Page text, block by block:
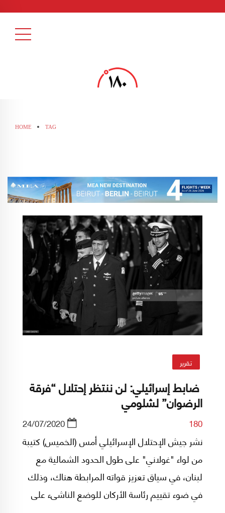
HOME TAG
تقرير
ضابط إسرائيلي: لن ننتظر إحتلال “فرقة
الرضوان” لشلومي
180
24/07/2020
نشر جيش الإحتلال الإسرائيلي أمس (الخميس) كتيبة
من لواء "غولاني" على طول الحدود الشمالية مع
لبنان، في سياق تعزيز قواته المرابطة هناك، وذلك
في ضوء تقييم رئاسة الأركان للوضع الناشىء على